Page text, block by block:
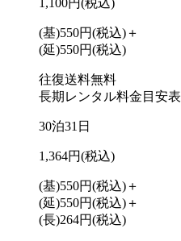
(基)550円(税込)＋
(延)550円(税込)
往復送料無料
長期レンタル料金目安表
30泊31日
1,364円(税込)
(基)550円(税込)＋
(延)550円(税込)＋
(長)264円(税込)